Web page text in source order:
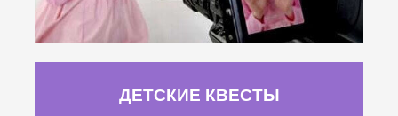
ДЕТСКИЕ КВЕСТЫ